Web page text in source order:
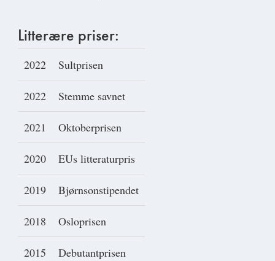
Litterære priser:
2022 Sultprisen
2022 Stemme savnet
2021 Oktoberprisen
2020 EUs litteraturpris
2019 Bjørnsonstipendet
2018 Osloprisen
2015 Debutantprisen